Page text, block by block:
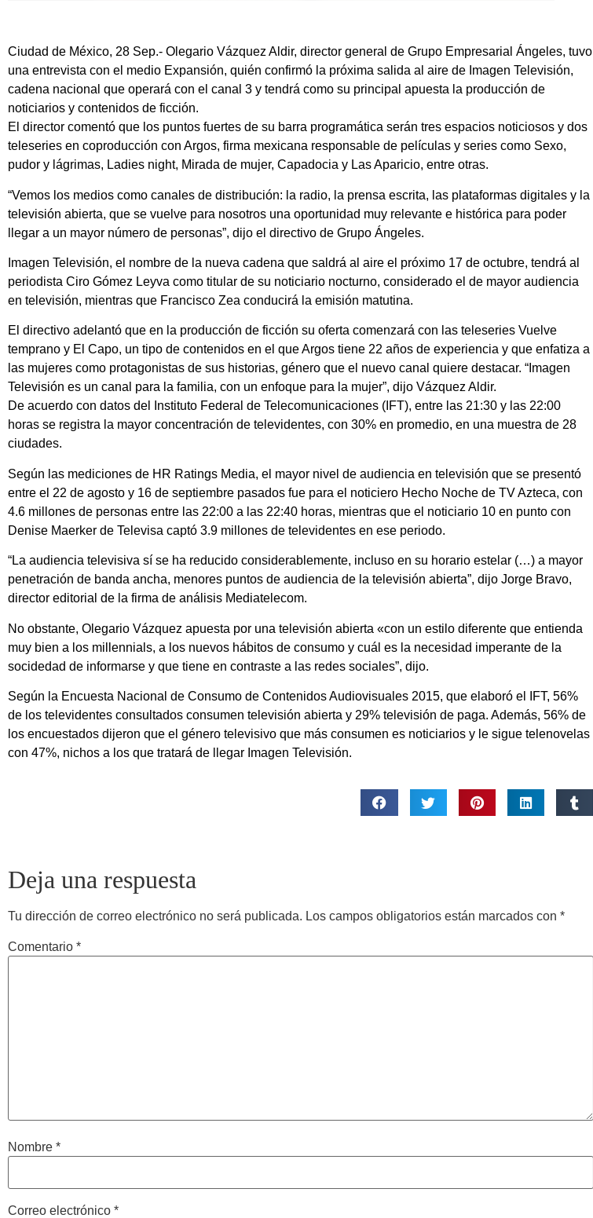
Ciudad de México, 28 Sep.- Olegario Vázquez Aldir, director general de Grupo Empresarial Ángeles, tuvo
una entrevista con el medio Expansión, quién confirmó la próxima salida al aire de Imagen Televisión,
cadena nacional que operará con el canal 3 y tendrá como su principal apuesta la producción de
noticiarios y contenidos de ficción.
El director comentó que los puntos fuertes de su barra programática serán tres espacios noticiosos y dos
teleseries en coproducción con Argos, firma mexicana responsable de películas y series como Sexo,
pudor y lágrimas, Ladies night, Mirada de mujer, Capadocia y Las Aparicio, entre otras.
“Vemos los medios como canales de distribución: la radio, la prensa escrita, las plataformas digitales y la
televisión abierta, que se vuelve para nosotros una oportunidad muy relevante e histórica para poder
llegar a un mayor número de personas”, dijo el directivo de Grupo Ángeles.
Imagen Televisión, el nombre de la nueva cadena que saldrá al aire el próximo 17 de octubre, tendrá al
periodista Ciro Gómez Leyva como titular de su noticiario nocturno, considerado el de mayor audiencia
en televisión, mientras que Francisco Zea conducirá la emisión matutina.
El directivo adelantó que en la producción de ficción su oferta comenzará con las teleseries Vuelve
temprano y El Capo, un tipo de contenidos en el que Argos tiene 22 años de experiencia y que enfatiza a
las mujeres como protagonistas de sus historias, género que el nuevo canal quiere destacar. “Imagen
Televisión es un canal para la familia, con un enfoque para la mujer”, dijo Vázquez Aldir.
De acuerdo con datos del Instituto Federal de Telecomunicaciones (IFT), entre las 21:30 y las 22:00
horas se registra la mayor concentración de televidentes, con 30% en promedio, en una muestra de 28
ciudades.
Según las mediciones de HR Ratings Media, el mayor nivel de audiencia en televisión que se presentó
entre el 22 de agosto y 16 de septiembre pasados fue para el noticiero Hecho Noche de TV Azteca, con
4.6 millones de personas entre las 22:00 a las 22:40 horas, mientras que el noticiario 10 en punto con
Denise Maerker de Televisa captó 3.9 millones de televidentes en ese periodo.
“La audiencia televisiva sí se ha reducido considerablemente, incluso en su horario estelar (…) a mayor
penetración de banda ancha, menores puntos de audiencia de la televisión abierta”, dijo Jorge Bravo,
director editorial de la firma de análisis Mediatelecom.
No obstante, Olegario Vázquez apuesta por una televisión abierta «con un estilo diferente que entienda
muy bien a los millennials, a los nuevos hábitos de consumo y cuál es la necesidad imperante de la
socidedad de informarse y que tiene en contraste a las redes sociales”, dijo.
Según la Encuesta Nacional de Consumo de Contenidos Audiovisuales 2015, que elaboró el IFT, 56%
de los televidentes consultados consumen televisión abierta y 29% televisión de paga. Además, 56% de
los encuestados dijeron que el género televisivo que más consumen es noticiarios y le sigue telenovelas
con 47%, nichos a los que tratará de llegar Imagen Televisión.
Deja una respuesta
Tu dirección de correo electrónico no será publicada. Los campos obligatorios están marcados con *
Comentario *
Nombre *
Correo electrónico *